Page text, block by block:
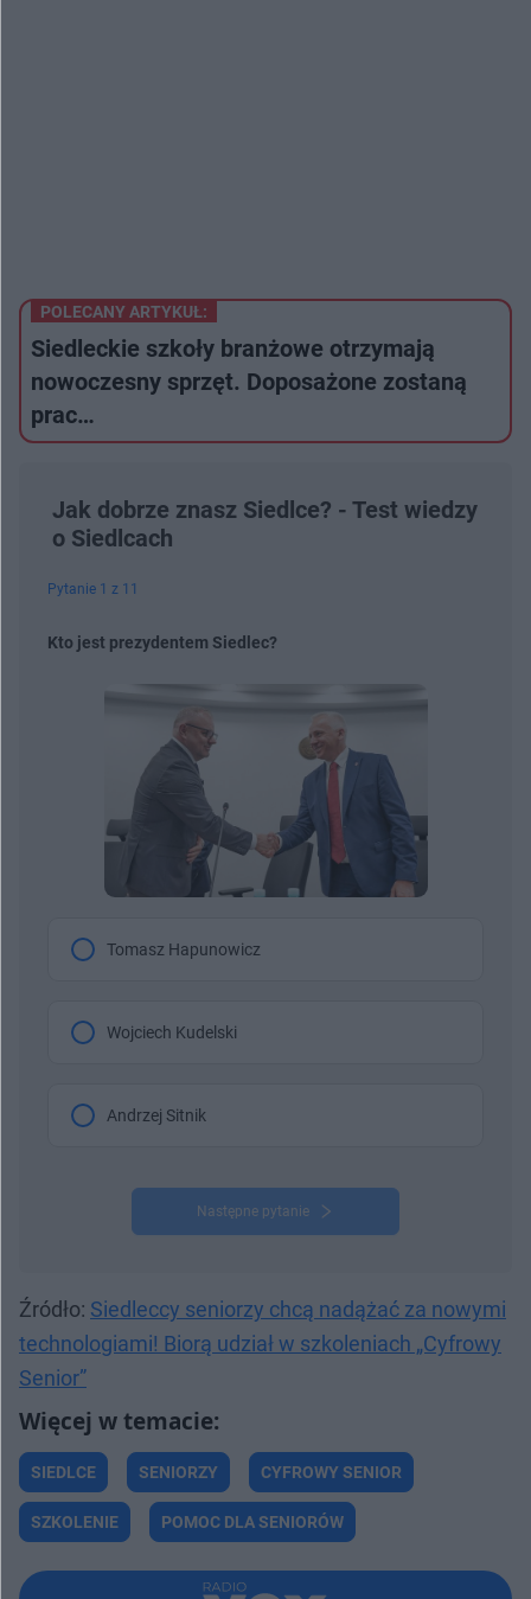
POLECANY ARTYKUŁ:
Siedleckie szkoły branżowe otrzymają
nowoczesny sprzęt. Doposażone zostaną
prac…
Jak dobrze znasz Siedlce? - Test wiedzy
o Siedlcach
Pytanie 1 z 11
Kto jest prezydentem Siedlec?
Tomasz Hapunowicz
Wojciech Kudelski
Andrzej Sitnik
Następne pytanie
Źródło: Siedleccy seniorzy chcą nadążać za nowymi
technologiami! Biorą udział w szkoleniach „Cyfrowy
Senior”
SIEDLCE SENIORZY CYFROWY SENIOR
SZKOLENIE POMOC DLA SENIORÓW